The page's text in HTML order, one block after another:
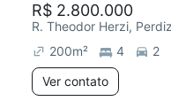
R$ 2.800.000
R. Theodor Herzi,
200m² 4
2
Ver contato